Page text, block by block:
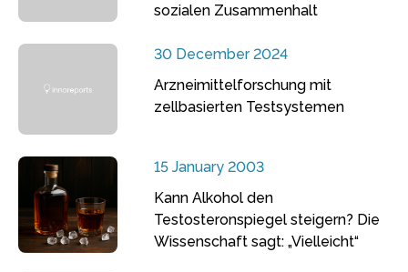
sozialen Zusammenhalt
30 December 2024
Arzneimittelforschung mit
zellbasierten Testsystemen
15 January 2003
Kann Alkohol den
Testosteronspiegel steigern? Die
Wissenschaft sagt: „Vielleicht“